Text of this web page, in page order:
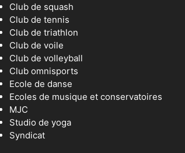
Club de squash
Club de tennis
Club de triathlon
Club de voile
Club de volleyball
Club omnisports
Ecole de danse
Ecoles de musique et conservatoires
MJC
Studio de yoga
Syndicat